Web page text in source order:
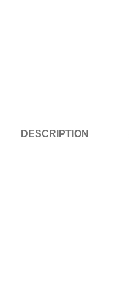
DESCRIPTION